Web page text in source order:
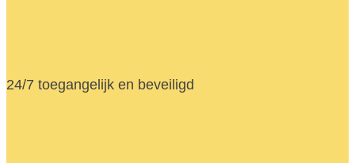
24/7 toegangelijk en beveiligd